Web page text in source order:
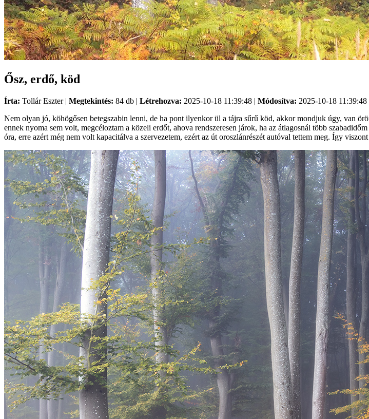
Ősz, erdő, köd
Írta: Tollár Eszter | Megtekintés: 84 db | Létrehozva: 2025-10-18 11:39:48 | Módosítva: 2025-10-18 11:39:48
Nem olyan jó, köhögősen betegszabin lenni, de ha pont ilyenkor ül a tájra sűrű köd, akkor mondjuk úgy, van
ennek nyoma sem volt, megcéloztam a közeli erdőt, ahova rendszeresen járok, ha az átlagosnál több
óra, erre azért még nem volt kapacitálva a szervezetem, ezért az út oroszlánrészét autóval tettem meg. Így